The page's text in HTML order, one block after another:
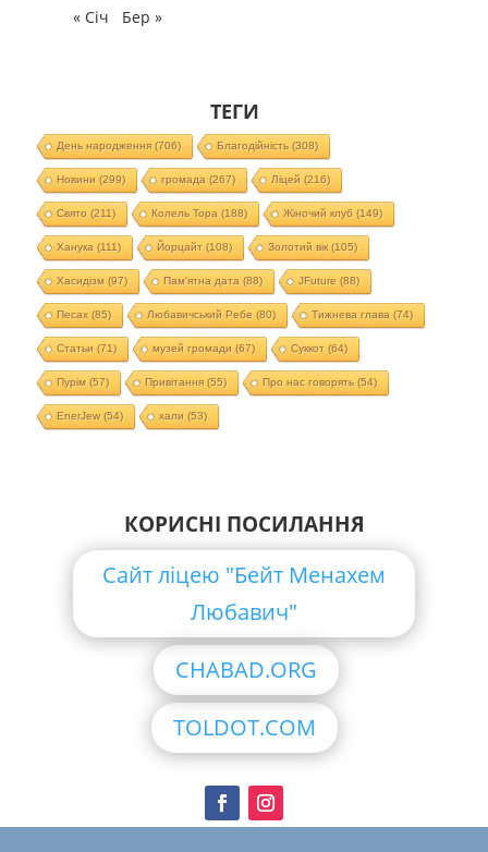
« Січ
Бер »
ТЕГИ
День народження(706) Благодійність (308)
Новини (299) громада (267) Ліцей (216)
Свято (211) Колель Тора (188) Жіночий клуб (149)
Ханука (111) Йорцайт (108) Золотий вік(105)
Хасидізм (97) Пам'ятна дата (88) JFuture (88)
Песах(85) Любавичський Ребе (80) Тижнева глава (74)
Статьи (71) музей громади (67) Суккот (64)
Пурім (57) Привітання(55) Про нас говорять (54)
EnerJew(54) хали (53)
КОРИСНІ ПОСИЛАННЯ
Сайт ліцею "Бейт Менахем
Любавич"
CHABAD.ORG
TOLDOT.COM